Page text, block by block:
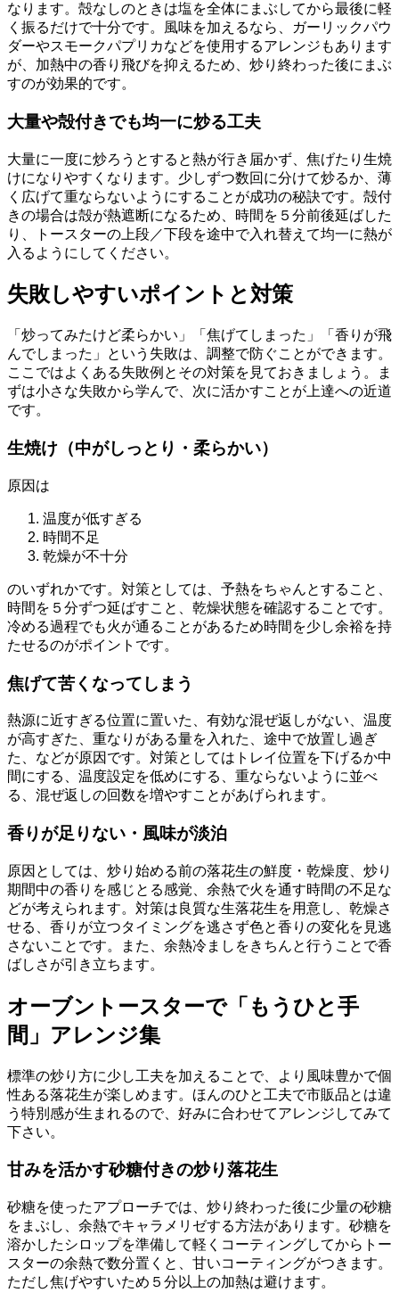
なります。殻なしのときは塩を全体にまぶしてから最後に軽
く振るだけで十分です。風味を加えるなら、ガーリックパウ
ダーやスモークパプリカなどを使用するアレンジもあります
が、加熱中の香り飛びを抑えるため、炒り終わった後にまぶ
すのが効果的です。
大量や殻付きでも均一に炒る工夫
大量に一度に炒ろうとすると熱が行き届かず、焦げたり生焼
けになりやすくなります。少しずつ数回に分けて炒るか、薄
く広げて重ならないようにすることが成功の秘訣です。殻付
きの場合は殻が熱遮断になるため、時間を５分前後延ばした
り、トースターの上段／下段を途中で入れ替えて均一に熱が
入るようにしてください。
失敗しやすいポイントと対策
「炒ってみたけど柔らかい」「焦げてしまった」「香りが飛
んでしまった」という失敗は、調整で防ぐことができます。
ここではよくある失敗例とその対策を見ておきましょう。ま
ずは小さな失敗から学んで、次に活かすことが上達への近道
です。
生焼け（中がしっとり・柔らかい）
原因は
温度が低すぎる
時間不足
乾燥が不十分
のいずれかです。対策としては、予熱をちゃんとすること、
時間を５分ずつ延ばすこと、乾燥状態を確認することです。
冷める過程でも火が通ることがあるため時間を少し余裕を持
たせるのがポイントです。
焦げて苦くなってしまう
熱源に近すぎる位置に置いた、有効な混ぜ返しがない、温度
が高すぎた、重なりがある量を入れた、途中で放置し過ぎ
た、などが原因です。対策としてはトレイ位置を下げるか中
間にする、温度設定を低めにする、重ならないように並べ
る、混ぜ返しの回数を増やすことがあげられます。
香りが足りない・風味が淡泊
原因としては、炒り始める前の落花生の鮮度・乾燥度、炒り
期間中の香りを感じとる感覚、余熱で火を通す時間の不足な
どが考えられます。対策は良質な生落花生を用意し、乾燥さ
せる、香りが立つタイミングを逃さず色と香りの変化を見逃
さないことです。また、余熱冷ましをきちんと行うことで香
ばしさが引き立ちます。
オーブントースターで「もうひと手
間」アレンジ集
標準の炒り方に少し工夫を加えることで、より風味豊かで個
性ある落花生が楽しめます。ほんのひと工夫で市販品とは違
う特別感が生まれるので、好みに合わせてアレンジしてみて
下さい。
甘みを活かす砂糖付きの炒り落花生
砂糖を使ったアプローチでは、炒り終わった後に少量の砂糖
をまぶし、余熱でキャラメリゼする方法があります。砂糖を
溶かしたシロップを準備して軽くコーティングしてからトー
スターの余熱で数分置くと、甘いコーティングがつきます。
ただし焦げやすいため５分以上の加熱は避けます。